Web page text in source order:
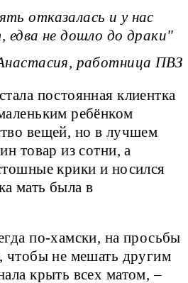
отказалась и у нас
едва не дошло до драки
работница ПВЗ
постоянная клиентка
ребёнком
вещей, но в лучшем
товар из сотни, а
крики и носился
мать была в
по-хамски, на просьбы
чтобы не мешать другим
крыть всех матом, –